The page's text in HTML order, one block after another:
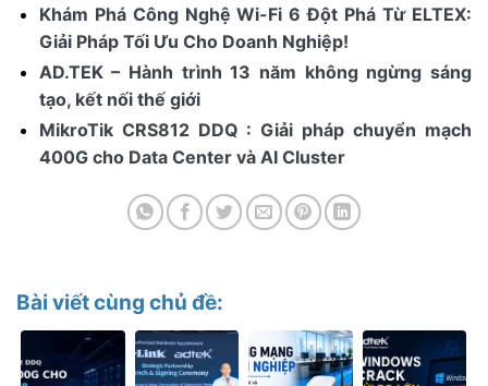
Khám Phá Công Nghệ Wi-Fi 6 Đột Phá Từ ELTEX:
Giải Pháp Tối Ưu Cho Doanh Nghiệp!
AD.TEK – Hành trình 13 năm không ngừng sáng
tạo, kết nối thế giới
MikroTik CRS812 DDQ : Giải pháp chuyển mạch
400G cho Data Center và AI Cluster
Bài viết cùng chủ đề: